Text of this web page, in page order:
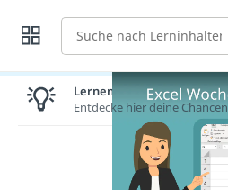
Suche
Lernen lohnt sich!
Entdecke hier deine